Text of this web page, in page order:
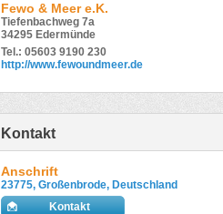
Fewo & Meer e.K.
Tiefenbachweg 7a
34295 Edermünde
Tel.: 05603 9190 230
http://www.fewoundmeer.de
Kontakt
Anschrift
23775, Großenbrode, Deutschland
Kontakt